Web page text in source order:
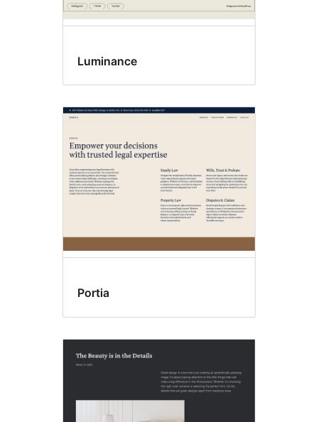
Luminance
Portia